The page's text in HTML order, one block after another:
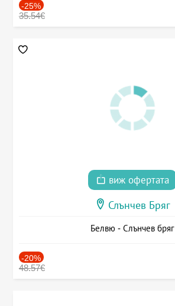
-25%
35.54€
виж офертата
Слънчев Бряг
Белвю - Слънчев бряг
-20%
48.57€